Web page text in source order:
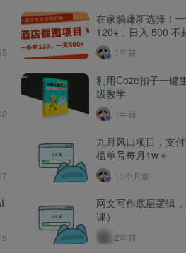
在家躺赚新选择！
120+，日入 500 不
1年前
利用Coze扣子一键
级教学
1年前
九月风口项目，支
槛单号每月1w＋
11个月前
网文写作底层逻辑
课）
2年前